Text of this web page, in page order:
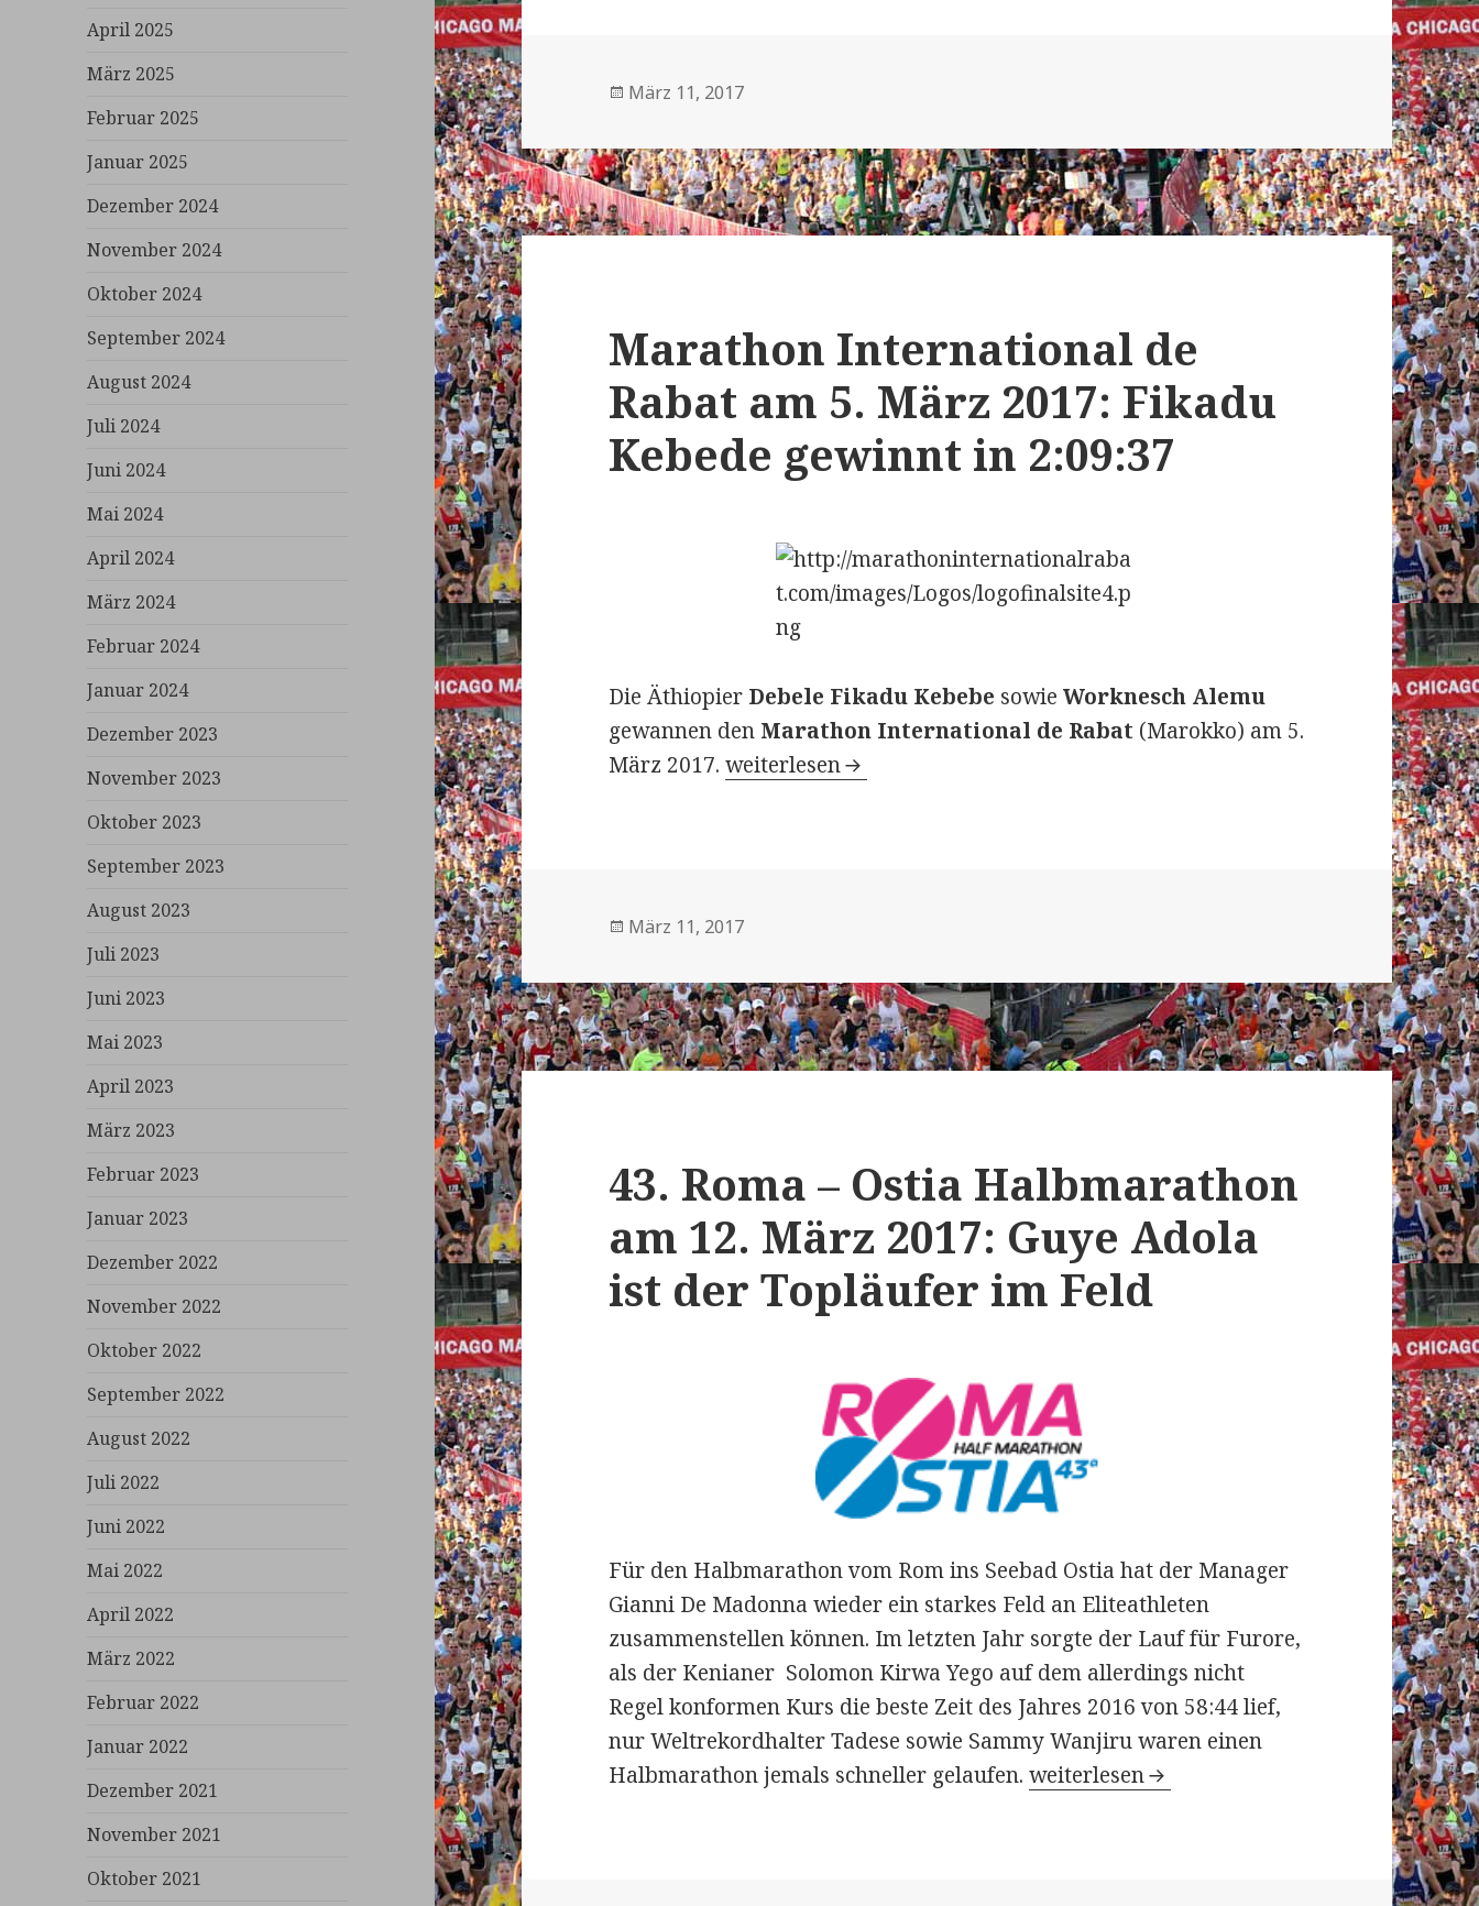
April 2025
März 2025
Februar 2025
Januar 2025
Dezember 2024
November 2024
Oktober 2024
September 2024
August 2024
Juli 2024
Juni 2024
Mai 2024
April 2024
März 2024
Februar 2024
Januar 2024
Dezember 2023
November 2023
Oktober 2023
September 2023
August 2023
Juli 2023
Juni 2023
Mai 2023
April 2023
März 2023
Februar 2023
Januar 2023
Dezember 2022
November 2022
Oktober 2022
September 2022
August 2022
Juli 2022
Juni 2022
Mai 2022
April 2022
März 2022
Februar 2022
Januar 2022
Dezember 2021
November 2021
Oktober 2021
Veröffentlicht
März 11, 2017
Marathon International de
Rabat am 5. März 2017: Fikadu
Kebede gewinnt in 2:09:37
Die Äthiopier Debele Fikadu Kebebe sowieWorknesch Alemu
gewannen den Marathon International de Rabat (Marokko) am 5.
März 2017.Marathon International de Rabat am 5. März 2017: Fikadu Kebede
weiterlesen
Veröffentlicht
März 11, 2017
43. Roma – Ostia Halbmarathon
am 12. März 2017: Guye Adola
ist der Topläufer im Feld
Für den Halbmarathon vom Rom ins Seebad Ostia hat der Manager
Gianni De Madonna wieder ein starkes Feld an Eliteathleten
zusammenstellen können. Im letzten Jahr sorgte der Lauf für Furore,
als der Kenianer Solomon Kirwa Yego auf dem allerdings nicht
Regel konformen Kurs die beste Zeit des Jahres 2016 von 58:44 lief,
nur Weltrekordhalter Tadese sowie Sammy Wanjiru waren einen
Halbmarathon jemals schneller gelaufen.43. Roma – Ostia Halbmarathon am 12.
weiterlesen